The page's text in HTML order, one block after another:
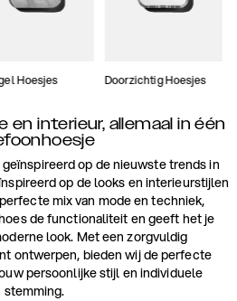
Hoesjes Doorzichtig Hoesjes
interieur, allemaal in één
op de nieuwste trends in
op de looks en interieurstijlen
mix van mode en techniek,
de functionaliteit en geeft het je
look. Met een zorgvuldig
ontwerpen, bieden wij de perfecte
persoonlijke stijl en individuele
stemming.